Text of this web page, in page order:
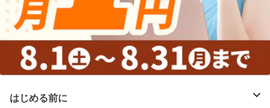
はじめる前に